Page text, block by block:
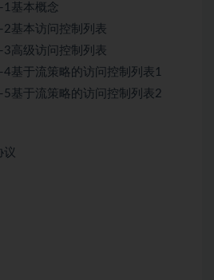
基本概念
基本访问控制列表
高级访问控制列表
基于流策略的访问控制列表1
基于流策略的访问控制列表2
议